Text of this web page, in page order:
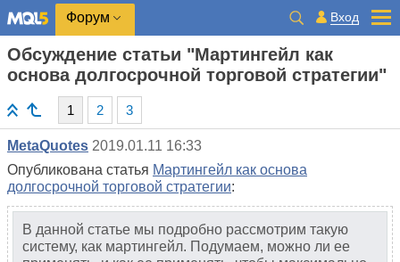
Форум Вход
Обсуждение статьи "Мартингейл как
основа долгосрочной торговой стратегии"
1 2 3
MetaQuotes 2019.01.11 16:33
Опубликована статья Мартингейл как основа
долгосрочной торговой стратегии:
В данной статье мы подробно рассмотрим такую
систему, как мартингейл. Подумаем, можно ли ее